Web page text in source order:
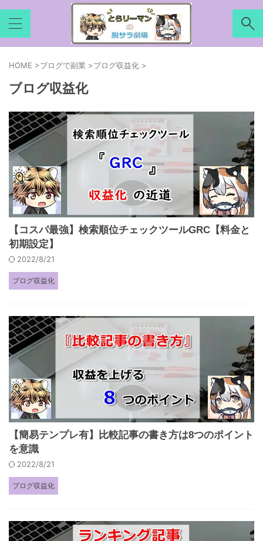
HOME >ブログで副業 >ブログ収益化 >
ブログ収益化
【コスパ最強】検索順位チェックツールGRC【料金と
初期設定】
2022/8/21
ブログ収益化
【簡易テンプレ有】比較記事の書き方は8つのポイント
を意識
2022/8/21
ブログ収益化